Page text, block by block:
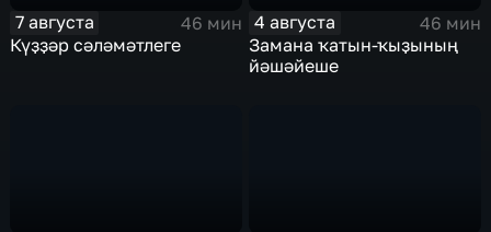
7 августа
46 мин
Күҙҙәр сәләмәтлеге
4 августа
46 мин
Замана ҡатын-ҡыҙының
йәшәйеше